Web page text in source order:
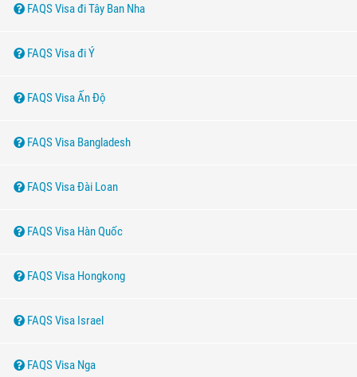
FAQS Visa đi Tây Ban Nha
FAQS Visa đi Ý
FAQS Visa Ấn Độ
FAQS Visa Bangladesh
FAQS Visa Đài Loan
FAQS Visa Hàn Quốc
FAQS Visa Hongkong
FAQS Visa Israel
FAQS Visa Nga